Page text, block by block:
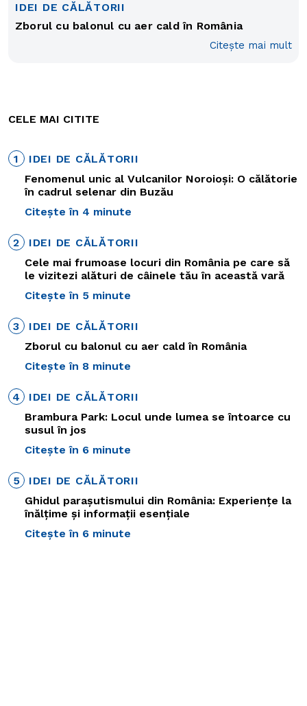
IDEI DE CĂLĂTORII
Zborul cu balonul cu aer cald în România
Citește mai mult
CELE MAI CITITE
1
IDEI DE CĂLĂTORII
Fenomenul unic al Vulcanilor Noroioși: O călătorie
în cadrul selenar din Buzău
Citește în 4 minute
2
IDEI DE CĂLĂTORII
Cele mai frumoase locuri din România pe care să
le vizitezi alături de câinele tău în această vară
Citește în 5 minute
3
IDEI DE CĂLĂTORII
Zborul cu balonul cu aer cald în România
Citește în 8 minute
4
IDEI DE CĂLĂTORII
Brambura Park: Locul unde lumea se întoarce cu
susul în jos
Citește în 6 minute
5
IDEI DE CĂLĂTORII
Ghidul parașutismului din România: Experiențe la
înălțime și informații esențiale
Citește în 6 minute